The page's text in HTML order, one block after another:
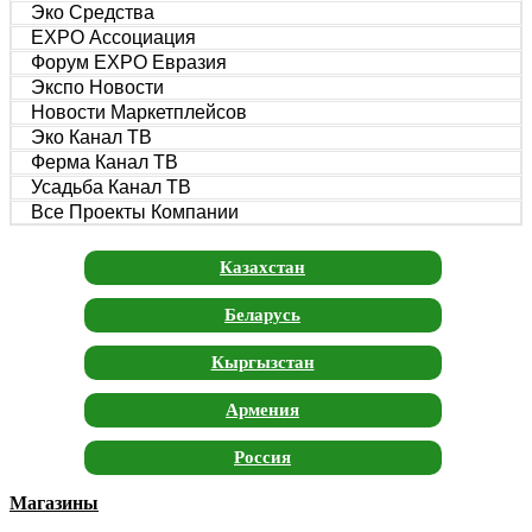
Эко Средства
EXPO Ассоциация
Форум EXPO Евразия
Экспо Новости
Новости Маркетплейсов
Эко Канал ТВ
Ферма Канал ТВ
Усадьба Канал ТВ
Все Проекты Компании
Казахстан
Беларусь
Кыргызстан
Армения
Россия
Магазины